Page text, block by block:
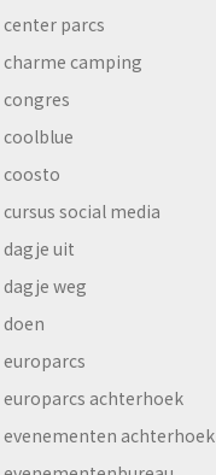
center parcs
charme camping
congres
coolblue
coosto
cursus social media
dagje uit
dagje weg
doen
europarcs
europarcs achterhoek
evenementen achterhoek